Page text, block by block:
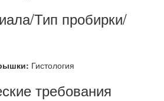
Тип пробирки/
Гистология
требования